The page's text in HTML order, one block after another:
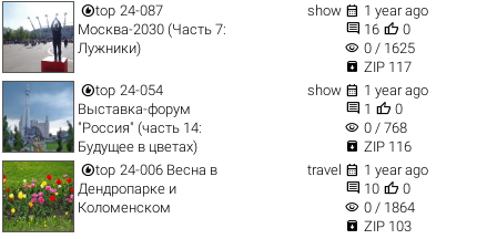
top 24-087
Москва-2030 (Часть 7:
Лужники)
show  1 year ago
 16  0
visibility 0 / 1625
 ZIP 117
top 24-054
Выставка-форум
"Россия" (часть 14:
Будущее в цветах)
show  1 year ago
 1  0
visibility 0 / 768
 ZIP 116
top 24-006 Весна в
Дендропарке и
Коломенском
travel  1 year ago
 10  0
visibility 0 / 1864
 ZIP 103